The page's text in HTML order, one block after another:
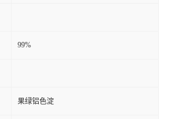
99%
果绿铝色淀